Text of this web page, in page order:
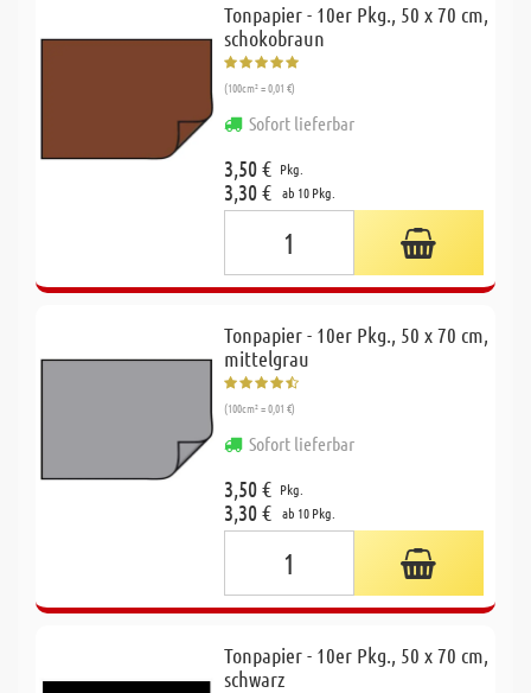
Tonpapier - 10er Pkg., 50 x 70 cm,
schokobraun
(100cm² = 0,01 €)
Sofort lieferbar
3,50 € Pkg.
3,30 € ab 10 Pkg.
Tonpapier - 10er Pkg., 50 x 70 cm,
mittelgrau
(100cm² = 0,01 €)
Sofort lieferbar
3,50 € Pkg.
3,30 € ab 10 Pkg.
Tonpapier - 10er Pkg., 50 x 70 cm,
schwarz